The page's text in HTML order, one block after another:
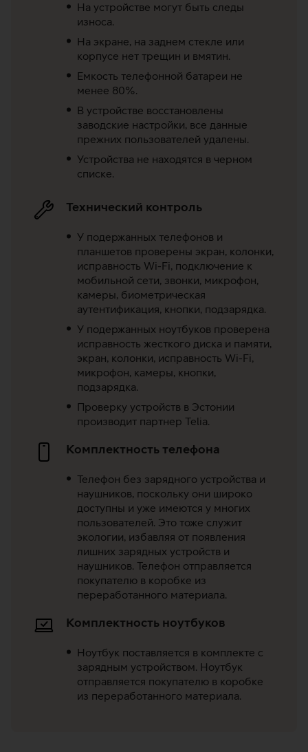
На устройстве могут быть следы
износа.
На экране, на заднем стекле или
корпусе нет трещин и вмятин.
Емкость телефонной батареи не
менее 80%.
В устройстве восстановлены
заводские настройки, все данные
прежних пользователей удалены.
Устройства не находятся в черном
списке.
Технический контроль
У подержанных телефонов и
планшетов проверены экран, колонки,
исправность Wi-Fi, подключение к
мобильной сети, звонки, микрофон,
камеры, биометрическая
аутентификация, кнопки, подзарядка.
У подержанных ноутбуков проверена
исправность жесткого диска и памяти,
экран, колонки, исправность Wi-Fi,
микрофон, камеры, кнопки,
подзарядка.
Проверку устройств в Эстонии
производит партнер Telia.
Комплектность телефона
Телефон без зарядного устройства и
наушников, поскольку они широко
доступны и уже имеются у многих
пользователей. Это тоже служит
экологии, избавляя от появления
лишних зарядных устройств и
наушников. Телефон отправляется
покупателю в коробке из
переработанного материала.
Комплектность ноутбуков
Ноутбук поставляется в комплекте с
зарядным устройством. Ноутбук
отправляется покупателю в коробке
из переработанного материала.